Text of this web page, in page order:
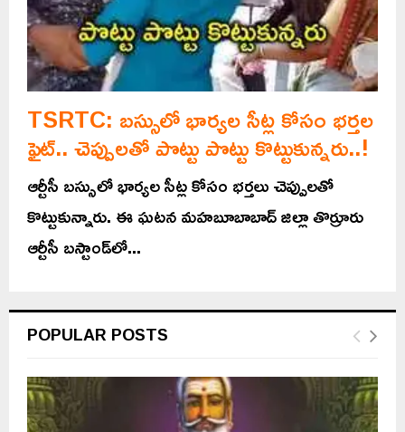
TSRTC: బస్సులో భార్యల సీట్ల కోసం భర్తల
ఫైట్.. చెప్పులతో పొట్టు పొట్టు కొట్టుకున్నరు..!
ఆర్టీసీ బస్సులో భార్యల సీట్ల కోసం భర్తలు చెప్పులతో
కొట్టుకున్నారు. ఈ ఘటన మహబూబాబాద్‌ జిల్లా తొర్రూరు
ఆర్టీసీ బస్టాండ్‌లో...
POPULAR POSTS